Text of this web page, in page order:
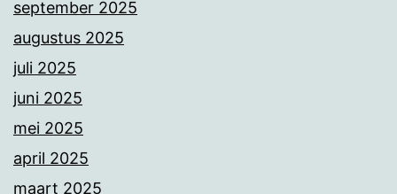
september 2025
augustus 2025
juli 2025
juni 2025
mei 2025
april 2025
maart 2025